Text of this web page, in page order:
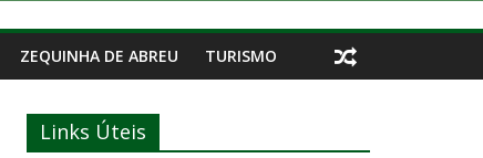
ZEQUINHA DE ABREU TURISMO
Links Úteis